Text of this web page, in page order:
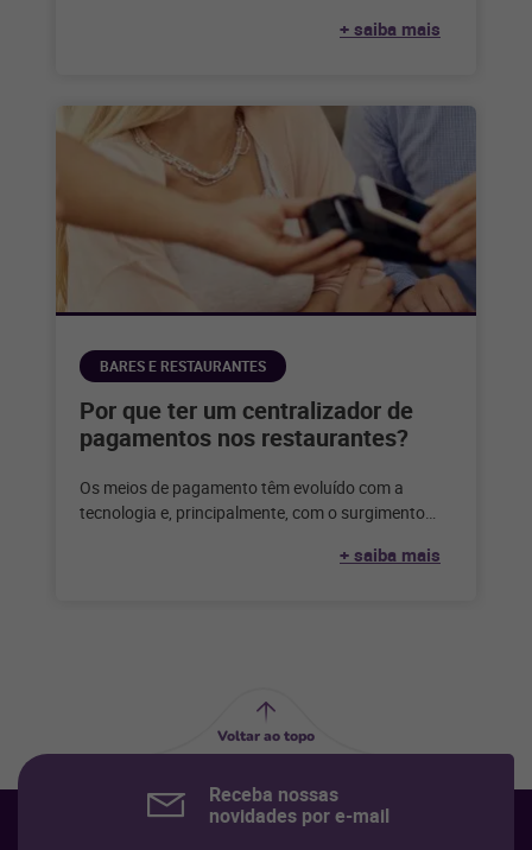
+ saiba mais
BARES E RESTAURANTES
Por que ter um centralizador de
pagamentos nos restaurantes?
Os meios de pagamento têm evoluído com a
tecnologia e, principalmente, com o surgimento
+ saiba mais
Voltar ao topo
Receba nossas
novidades por e-mail